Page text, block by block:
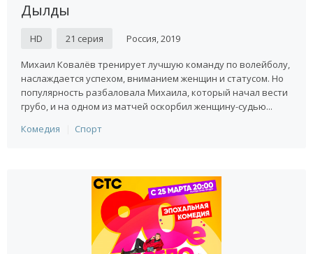
Дылды
HD 21 серия Россия, 2019
Михаил Ковалёв тренирует лучшую команду по волейболу,
наслаждается успехом, вниманием женщин и статусом. Но
популярность разбаловала Михаила, который начал вести
грубо, и на одном из матчей оскорбил женщину-судью...
Комедия
Спорт